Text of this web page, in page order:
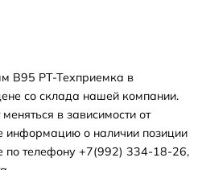
В95 РТ-Техприемка в
со склада нашей компании.
в зависимости от
информацию о наличии позиции
по телефону +7(992) 334-18-26,